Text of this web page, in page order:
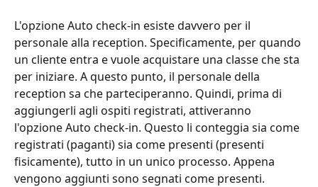
L'opzione Auto check-in esiste davvero per il
personale alla reception. Specificamente, per quando
un cliente entra e vuole acquistare una classe che sta
per iniziare. A questo punto, il personale della
reception sa che parteciperanno. Quindi, prima di
aggiungerli agli ospiti registrati, attiveranno
l'opzione Auto check-in. Questo li conteggia sia come
registrati (paganti) sia come presenti (presenti
fisicamente), tutto in un unico processo. Appena
vengono aggiunti sono segnati come presenti.